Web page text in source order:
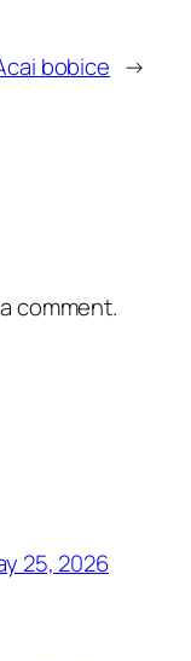
bobice →
comment.
25, 2026